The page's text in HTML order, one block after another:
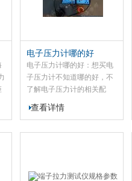
电子压力计哪的好
电子压力计哪的好：想买电
子压力计不知道哪的好，不
了解电子压力计的相关配
置，不要紧，来上海恒刚公
吧！恒刚生产的SG系列电子
查看详情